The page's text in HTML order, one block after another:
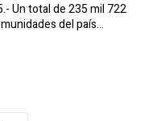
Un total de 235 mil 722
del país…